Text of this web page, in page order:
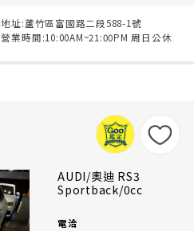
地址:蘆竹區富國路二段588-1號
營業時間:10:00AM~21:00PM 周日公休
AUDI/奧迪 RS3
Sportback/0cc
電洽